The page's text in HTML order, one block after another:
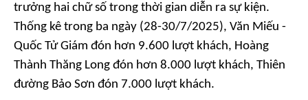
trưởng hai chữ số trong thời gian diễn ra sự kiện.
Thống kê trong ba ngày (28-30/7/2025), Văn Miếu -
Quốc Tử Giám đón hơn 9.600 lượt khách, Hoàng
Thành Thăng Long đón hơn 8.000 lượt khách, Thiên
đường Bảo Sơn đón 7.000 lượt khách.